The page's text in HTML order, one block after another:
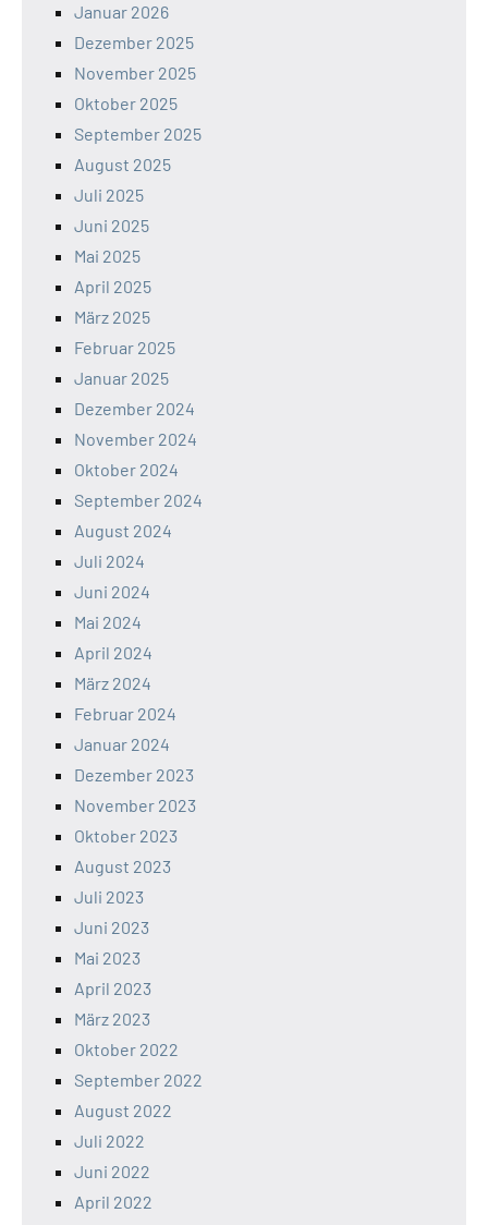
Januar 2026
Dezember 2025
November 2025
Oktober 2025
September 2025
August 2025
Juli 2025
Juni 2025
Mai 2025
April 2025
März 2025
Februar 2025
Januar 2025
Dezember 2024
November 2024
Oktober 2024
September 2024
August 2024
Juli 2024
Juni 2024
Mai 2024
April 2024
März 2024
Februar 2024
Januar 2024
Dezember 2023
November 2023
Oktober 2023
August 2023
Juli 2023
Juni 2023
Mai 2023
April 2023
März 2023
Oktober 2022
September 2022
August 2022
Juli 2022
Juni 2022
April 2022